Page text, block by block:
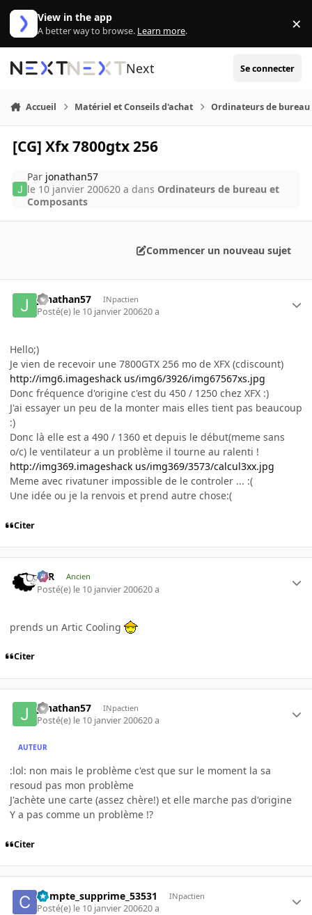
Aller au contenu
View in the app
A better way to browse. Learn more. ×
Next Se connecter
Accueil Matériel et Conseils d'achat Ordinateurs de bureau
[CG] Xfx 7800gtx 256
Par jonathan57
le 10 janvier 200620 a dans Ordinateurs de bureau et
Composants
Commencer un nouveau sujet
jonathan57 INpactien
Posté(e) le 10 janvier 200620 a
Hello;)
Je vien de recevoir une 7800GTX 256 mo de XFX (cdiscount)
http://img6.imageshack us/img6/3926/img67567xs.jpg
Donc fréquence d'origine c'est du 450 / 1250 chez XFX :)
J'ai essayer un peu de la monter mais elles tient pas beaucoup
:)
Donc là elle est a 490 / 1360 et depuis le début(meme sans
o/c) le ventilateur a un problème il tourne au ralenti !
http://img369.imageshack us/img369/3573/calcul3xx.jpg
Meme avec rivatuner impossible de le controler ... :(
Une idée ou je la renvois et prend autre chose:(
Citer
KzR Ancien
Posté(e) le 10 janvier 200620 a
prends un Artic Cooling
Citer
jonathan57 INpactien
Posté(e) le 10 janvier 200620 a
AUTEUR
:lol: non mais le problème c'est que sur le moment la sa
resoud pas mon problème
J'achète une carte (assez chère!) et elle marche pas d'origine
Y a pas comme un problème !?
Citer
Compte_supprime_53531 INpactien
Posté(e) le 10 janvier 200620 a